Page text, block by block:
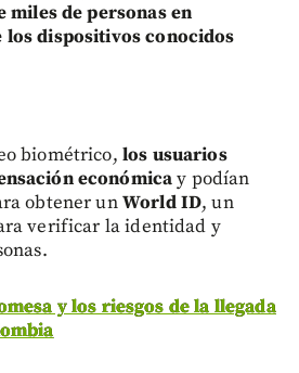
miles de personas en
los dispositivos conocidos
biométrico, los usuarios
económicay podían
obtener unWorld ID, un
verificar la identidad y
y los riesgos de la llegada